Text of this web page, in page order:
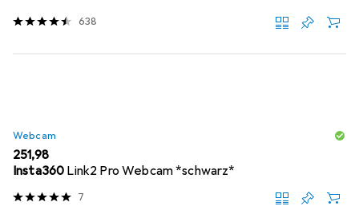
638
Webcam
EUR
251,98
Insta360 Link2 Pro Webcam *schwarz*
7